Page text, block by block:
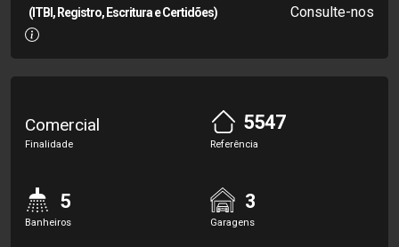
(ITBI, Registro, Escritura e Certidões) Consulte-nos
Comercial
Finalidade
5547
Referência
5
Banheiros
3
Garagens